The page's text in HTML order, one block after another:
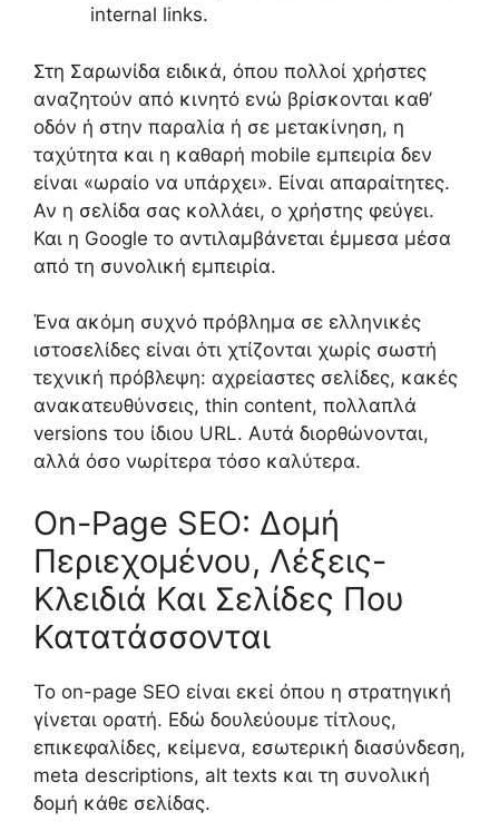
internal links.
Στη Σαρωνίδα ειδικά, όπου πολλοί χρήστες
αναζητούν από κινητό ενώ βρίσκονται καθ’
οδόν ή στην παραλία ή σε μετακίνηση, η
ταχύτητα και η καθαρή mobile εμπειρία δεν
είναι «ωραίο να υπάρχει». Είναι απαραίτητες.
Αν η σελίδα σας κολλάει, ο χρήστης φεύγει.
Και η Google το αντιλαμβάνεται έμμεσα μέσα
από τη συνολική εμπειρία.
Ένα ακόμη συχνό πρόβλημα σε ελληνικές
ιστοσελίδες είναι ότι χτίζονται χωρίς σωστή
τεχνική πρόβλεψη: αχρείαστες σελίδες, κακές
ανακατευθύνσεις, thin content, πολλαπλά
versions του ίδιου URL. Αυτά διορθώνονται,
αλλά όσο νωρίτερα τόσο καλύτερα.
On-Page SEO: Δομή
Περιεχομένου, Λέξεις-
Κλειδιά Και Σελίδες Που
Κατατάσσονται
Το on-page SEO είναι εκεί όπου η στρατηγική
γίνεται ορατή. Εδώ δουλεύουμε τίτλους,
επικεφαλίδες, κείμενα, εσωτερική διασύνδεση,
meta descriptions, alt texts και τη συνολική
δομή κάθε σελίδας.